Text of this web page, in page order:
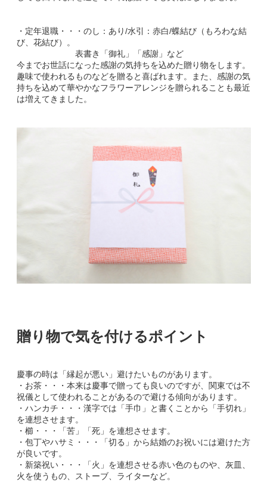
・定年退職・・・のし：あり/水引：赤白/蝶結び（もろわな結
び、花結び）。
表書き「御礼」「感謝」など
今までお世話になった感謝の気持ちを込めた贈り物をします。
趣味で使われるものなどを贈ると喜ばれます。また、感謝の気
持ちを込めて華やかなフラワーアレンジを贈られることも最近
は増えてきました。
贈り物で気を付けるポイント
慶事の時は「縁起が悪い」避けたいものがあります。
・お茶・・・本来は慶事で贈っても良いのですが、関東では不
祝儀として使われることがあるので避ける傾向があります。
・ハンカチ・・・漢字では「手巾」と書くことから「手切れ」
を連想させます。
・櫛・・・「苦」「死」を連想させます。
・包丁やハサミ・・・「切る」から結婚のお祝いには避けた方
が良いです。
・新築祝い・・・「火」を連想させる赤い色のものや、灰皿、
火を使うもの、ストーブ、ライターなど。